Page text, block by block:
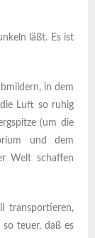
läßt. Es ist
in dem
Luft so ruhig
(um die
und dem
Welt schaffen
transportieren,
teuer, daß es